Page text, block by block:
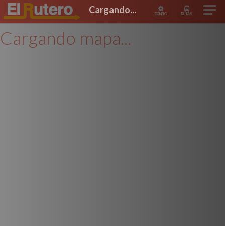
CONFIG RUTAS
Cargando...
Cargando mapa...